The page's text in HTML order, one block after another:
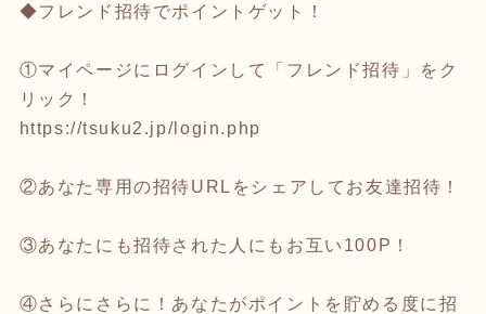
◆フレンド招待でポイントゲット！
①マイページにログインして「フレンド招待」をク
リック！
https://tsuku2.jp/login.php
②あなた専用の招待URLをシェアしてお友達招待！
③あなたにも招待された人にもお互い100P！
④さらにさらに！あなたがポイントを貯める度に招